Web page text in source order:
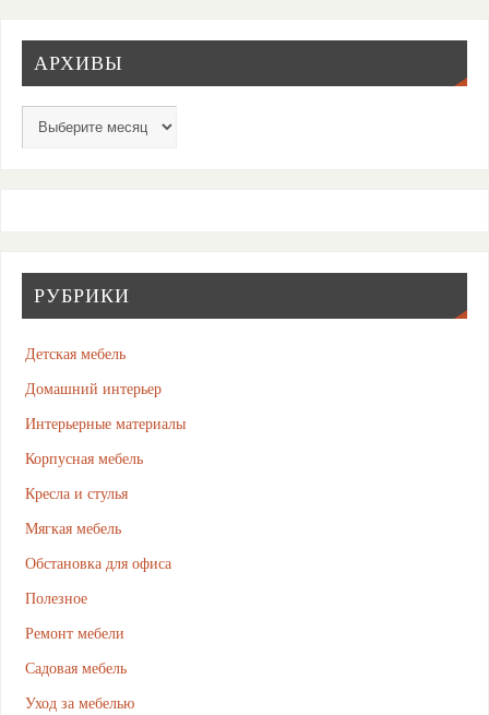
АРХИВЫ
РУБРИКИ
Детская мебель
Домашний интерьер
Интерьерные материалы
Корпусная мебель
Кресла и стулья
Мягкая мебель
Обстановка для офиса
Полезное
Ремонт мебели
Садовая мебель
Уход за мебелью